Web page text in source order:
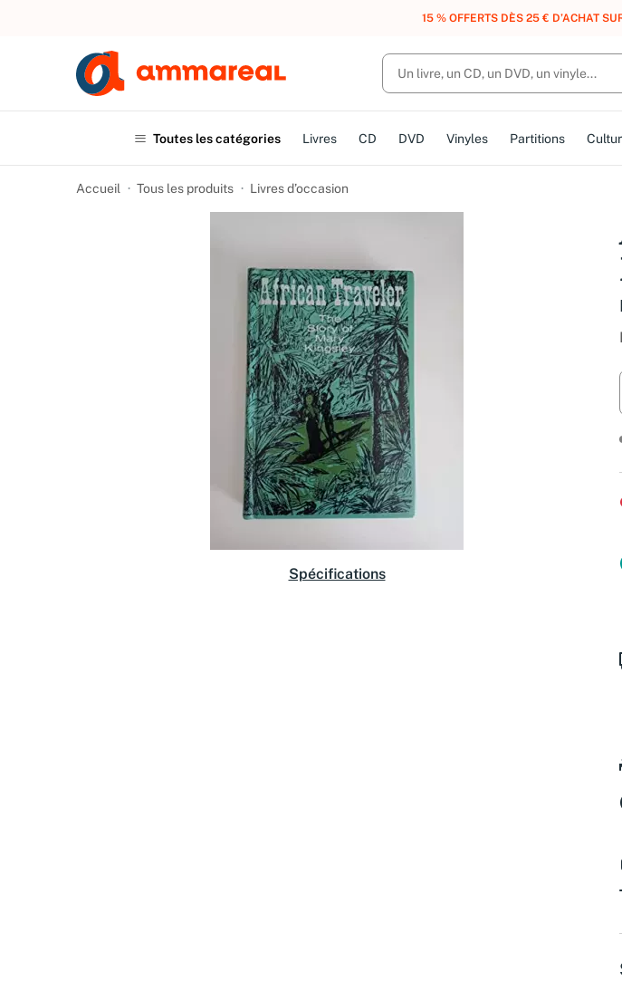
UN ACHAT, DES POINTS, DES RÉCOMPENSES :
Toutes les catégories Livres CD DVD Vinyles Partitions
Accueil Tous les produits Livres d’occasion
Spécifications